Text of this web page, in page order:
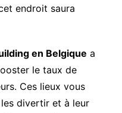
endroit saura
en Belgique a
le taux de
Ces lieux vous
divertir et à leur